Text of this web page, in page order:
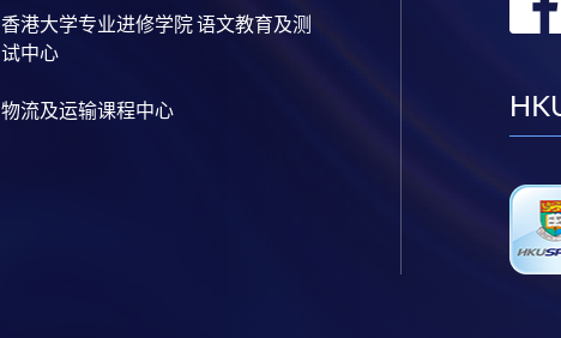
香港大学专业进修学院 语文教育及测
试中心
物流及运输课程中心